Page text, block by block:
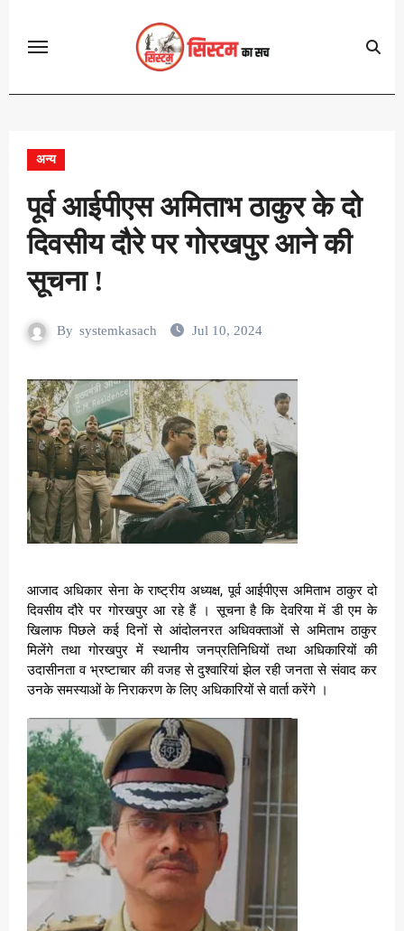
अन्य
पूर्व आईपीएस अमिताभ ठाकुर के दो
दिवसीय दौरे पर गोरखपुर आने की
सूचना !
By systemkasach Jul 10, 2024
आजाद अधिकार सेना के राष्ट्रीय अध्यक्ष, पूर्व आईपीएस अमिताभ ठाकुर दो
दिवसीय दौरे पर गोरखपुर आ रहे हैं । सूचना है कि देवरिया में डी एम के
खिलाफ पिछले कई दिनों से आंदोलनरत अधिवक्ताओं से अमिताभ ठाकुर
मिलेंगे तथा गोरखपुर में स्थानीय जनप्रतिनिधियों तथा अधिकारियों की
उदासीनता व भ्रष्टाचार की वजह से दुश्वारियां झेल रही जनता से संवाद कर
उनके समस्याओं के निराकरण के लिए अधिकारियों से वार्ता करेंगे ।